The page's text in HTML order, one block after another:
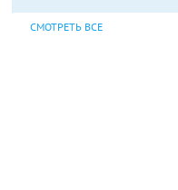
СМОТРЕТЬ ВСЕ